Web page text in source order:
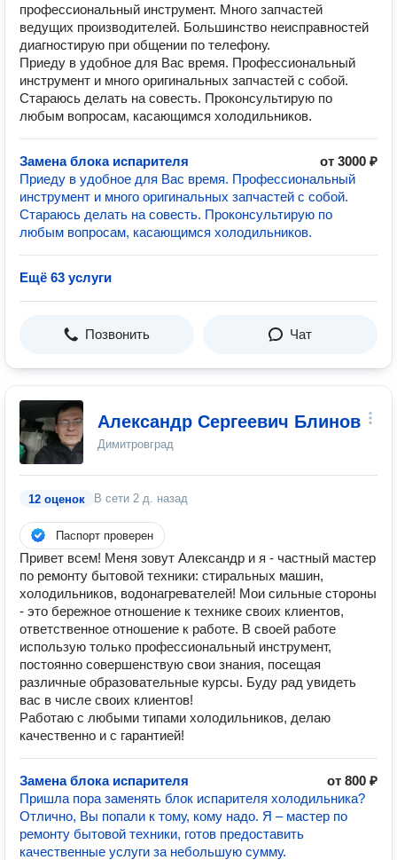
профессиональный инструмент. Много запчастей
ведущих производителей. Большинство неисправностей
диагностирую при общении по телефону.
Приеду в удобное для Вас время. Профессиональный
инструмент и много оригинальных запчастей с собой.
Стараюсь делать на совесть. Проконсультирую по
любым вопросам, касающимся холодильников.
Замена блока испарителя
от 3000 ₽
Приеду в удобное для Вас время. Профессиональный
инструмент и много оригинальных запчастей с собой.
Стараюсь делать на совесть. Проконсультирую по
любым вопросам, касающимся холодильников.
Ещё 63 услуги
Позвонить Чат
Александр Сергеевич Блинов
Димитровград
12 оценок В сети 2 д. назад
Паспорт проверен
Привет всем! Меня зовут Александр и я - частный мастер
по ремонту бытовой техники: стиральных машин,
холодильников, водонагревателей! Мои сильные стороны
- это бережное отношение к технике своих клиентов,
ответственное отношение к работе. В своей работе
использую только профессиональный инструмент,
постоянно совершенствую свои знания, посещая
различные образовательные курсы. Буду рад увидеть
вас в числе своих клиентов!
Работаю с любыми типами холодильников, делаю
качественно и с гарантией!
Замена блока испарителя
от 800 ₽
Пришла пора заменять блок испарителя холодильника?
Отлично, Вы попали к тому, кому надо. Я – мастер по
ремонту бытовой техники, готов предоставить
качественные услуги за небольшую сумму.